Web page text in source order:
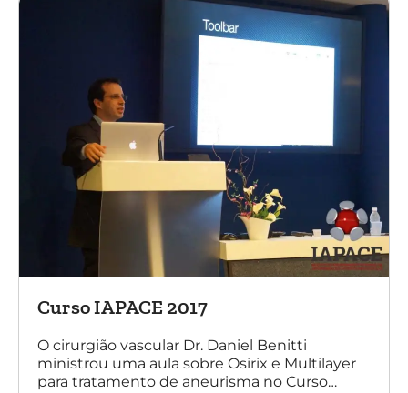
Curso IAPACE 2017
O cirurgião vascular Dr. Daniel Benitti
ministrou uma aula sobre Osirix e Multilayer
para tratamento de aneurisma no Curso